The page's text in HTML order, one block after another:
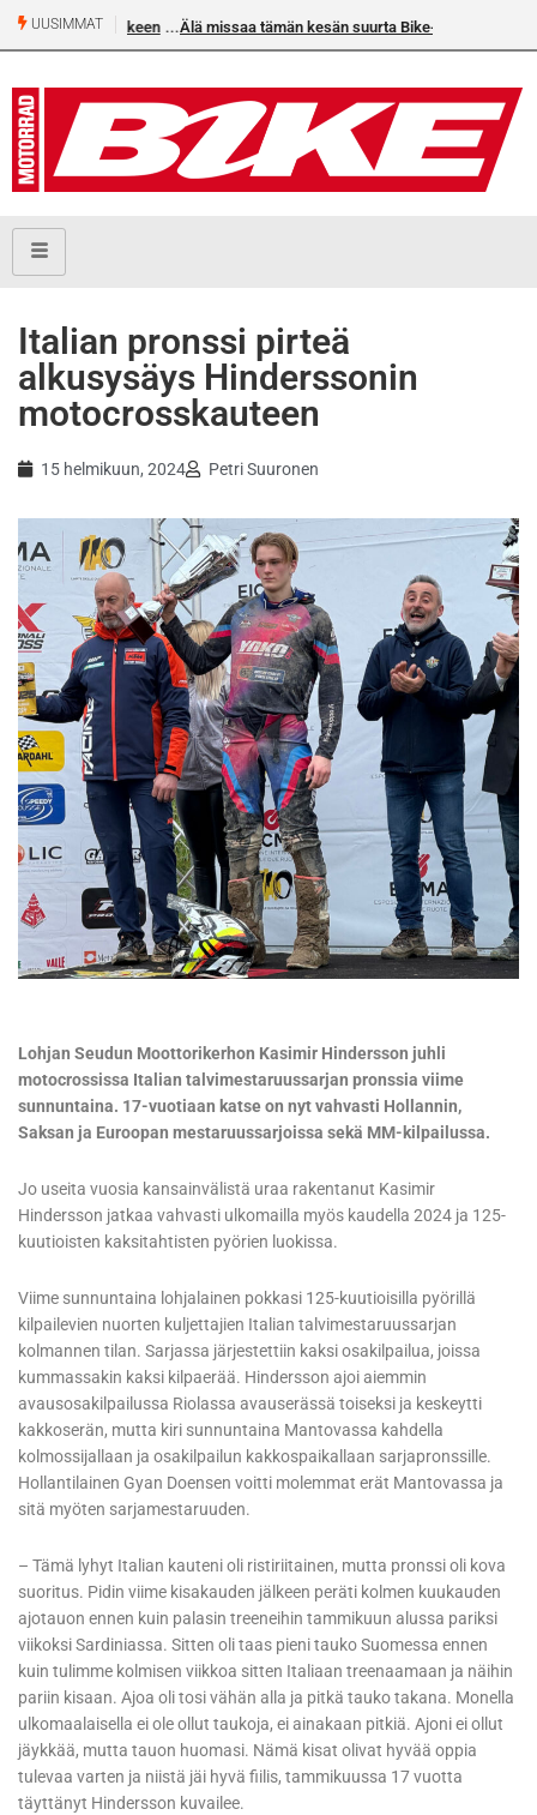
UUSIMMAT Älä missaa tämän kesän suurta Bike-numeroa!
Italian pronssi pirteä
alkusysäys Hinderssonin
motocrosskauteen
15 helmikuun, 2024 Petri Suuronen
Lohjan Seudun Moottorikerhon Kasimir Hindersson juhli
motocrossissa Italian talvimestaruussarjan pronssia viime
sunnuntaina. 17-vuotiaan katse on nyt vahvasti Hollannin,
Saksan ja Euroopan mestaruussarjoissa sekä MM-kilpailussa.
Jo useita vuosia kansainvälistä uraa rakentanut Kasimir
Hindersson jatkaa vahvasti ulkomailla myös kaudella 2024 ja 125-
kuutioisten kaksitahtisten pyörien luokissa.
Viime sunnuntaina lohjalainen pokkasi 125-kuutioisilla pyörillä
kilpailevien nuorten kuljettajien Italian talvimestaruussarjan
kolmannen tilan. Sarjassa järjestettiin kaksi osakilpailua, joissa
kummassakin kaksi kilpaerää. Hindersson ajoi aiemmin
avausosakilpailussa Riolassa avauserässä toiseksi ja keskeytti
kakkoserän, mutta kiri sunnuntaina Mantovassa kahdella
kolmossijallaan ja osakilpailun kakkospaikallaan sarjapronssille.
Hollantilainen Gyan Doensen voitti molemmat erät Mantovassa ja
sitä myöten sarjamestaruuden.
– Tämä lyhyt Italian kauteni oli ristiriitainen, mutta pronssi oli kova
suoritus. Pidin viime kisakauden jälkeen peräti kolmen kuukauden
ajotauon ennen kuin palasin treeneihin tammikuun alussa pariksi
viikoksi Sardiniassa. Sitten oli taas pieni tauko Suomessa ennen
kuin tulimme kolmisen viikkoa sitten Italiaan treenaamaan ja näihin
pariin kisaan. Ajoa oli tosi vähän alla ja pitkä tauko takana. Monella
ulkomaalaisella ei ole ollut taukoja, ei ainakaan pitkiä. Ajoni ei ollut
jäykkää, mutta tauon huomasi. Nämä kisat olivat hyvää oppia
tulevaa varten ja niistä jäi hyvä fiilis, tammikuussa 17 vuotta
täyttänyt Hindersson kuvailee.